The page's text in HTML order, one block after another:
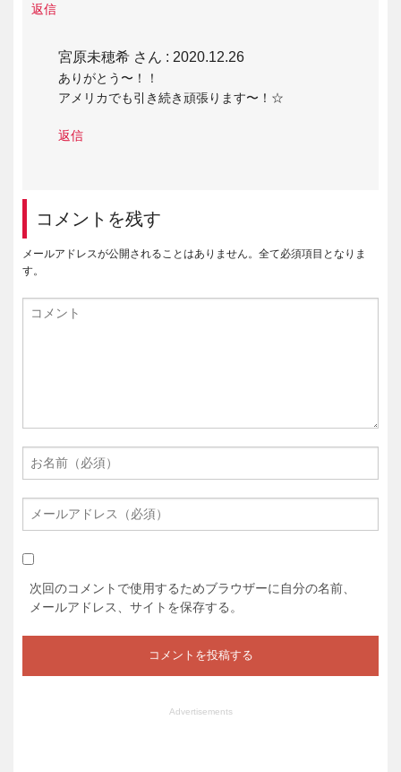
返信
宮原未穂希 さん : 2020.12.26
ありがとう〜！！
アメリカでも引き続き頑張ります〜！☆
返信
コメントを残す
メールアドレスが公開されることはありません。全て必須項目となりま
す。
次回のコメントで使用するためブラウザーに自分の名前、
メールアドレス、サイトを保存する。
Advertisements